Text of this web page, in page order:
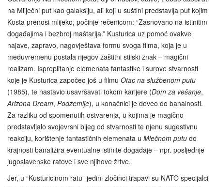
na Mliječni put kao galaksiju, ali koji u suštini predstavlja put kojim
Kosta prenosi mlijeko, počinje rečenicom: “Zasnovano na istinitim
događajima i bezbroj maštarija.” Kusturica uz pomoć ovakve
najave, zapravo, nagovještava formu svoga filma, koja je u
međuvremenu postala njegov zaštitni stilski znak – magični
realizam. Ispreplitanje elemenata fantastike i surove stvarnosti
koje je Kusturica započeo još u filmu Otac na službenom putu
(1985), te nastavio usavršavati tokom karijere (Dom za vešanje,
Arizona Dream, Podzemlje), u konačnici je doveo do banalnosti.
Za razliku od spomenutih ostvarenja, u kojima je magično
predstavljalo svojevrsni bijeg od stvarnosti te njenu sugestivnu
reakciju, korištenje fantastičnih elemenata u Mlečnom putu do
krajnosti banalizira eventualne istinite događaje – npr. posljednje
jugoslavenske ratove i sve njihove žrtve.
Jer, u “Kusturicinom ratu” jedini zločinci trapavi su NATO specijalci